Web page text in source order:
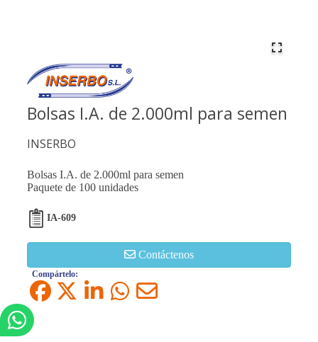
Bolsas I.A. de 2.000ml para semen
INSERBO
Bolsas I.A. de 2.000ml para semen
Paquete de 100 unidades
IA-609
Contáctenos
Compártelo: